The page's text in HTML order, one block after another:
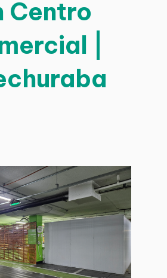
Centro
|